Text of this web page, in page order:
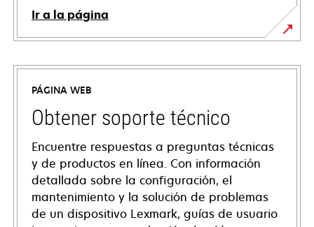
Ir a la página
PÁGINA WEB
Obtener soporte técnico
Encuentre respuestas a preguntas técnicas
y de productos en línea. Con información
detallada sobre la configuración, el
mantenimiento y la solución de problemas
de un dispositivo Lexmark, guías de usuario